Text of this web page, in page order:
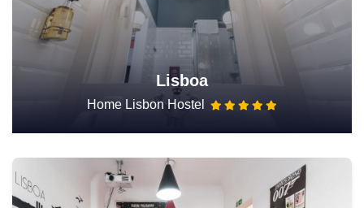
Lisboa
Home Lisbon Hostel